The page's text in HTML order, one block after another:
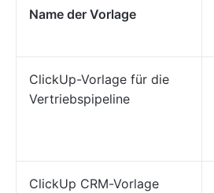
Name der Vorlage
ClickUp-Vorlage für die
Vertriebspipeline
ClickUp CRM-Vorlage